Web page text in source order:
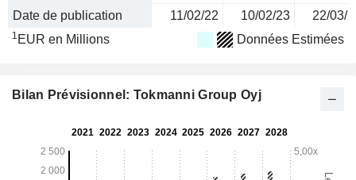
Date de publication 11/02/22 10/02/23 22/03/
1 EUR en Millions Données Estimées
Bilan Prévisionnel: Tokmanni Group Oyj